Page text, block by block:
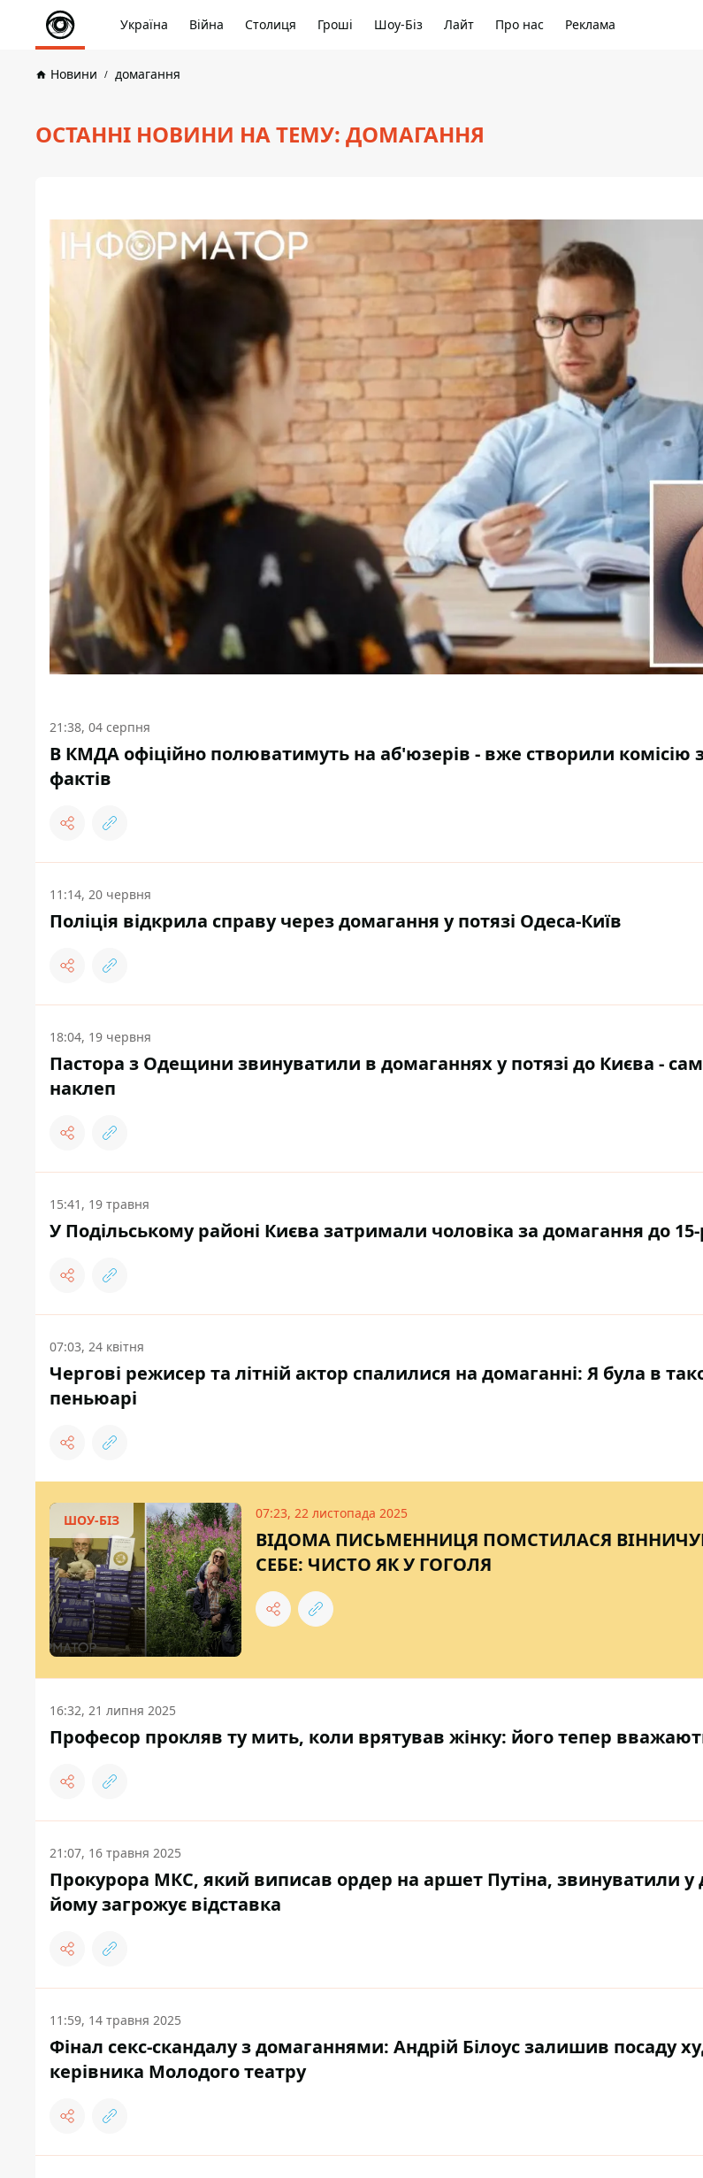
Україна Війна Столиця Гроші Шоу-Біз Лайт Про нас Реклама
Новини домагання
ОСТАННІ НОВИНИ НА ТЕМУ: ДОМАГАННЯ
21:38, 04 серпня
В КМДА офіційно полюватимуть на аб'юзерів - вже створили комісію
фактів
11:14, 20 червня
Поліція відкрила справу через домагання у потязі Одеса-Київ
18:04, 19 червня
Пастора з Одещини звинуватили в домаганнях у потязі до Києва -
наклеп
15:41, 19 травня
У Подільському районі Києва затримали чоловіка за домагання до
07:03, 24 квітня
Чергові режисер та літній актор спалилися на домаганні: Я була в
пеньюарі
ШОУ-БІЗ 07:23, 22 листопада 2025
ВІДОМА ПИСЬМЕННИЦЯ ПОМСТИЛАСЯ
СЕБЕ: ЧИСТО ЯК У ГОГОЛЯ
16:32, 21 липня 2025
Професор прокляв ту мить, коли врятував жінку: його тепер
21:07, 16 травня 2025
Прокурора МКС, який виписав ордер на аршет Путіна, звинуватили у
йому загрожує відставка
11:59, 14 травня 2025
Фінал секс-скандалу з домаганнями: Андрій Білоус залишив посаду
керівника Молодого театру